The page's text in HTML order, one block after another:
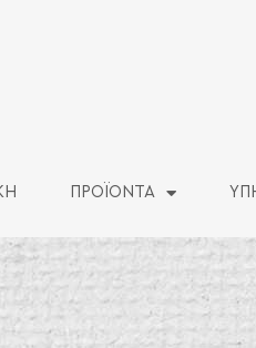
ΠΡΟΪΟΝΤΑ